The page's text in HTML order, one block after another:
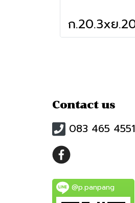
Contact us
083 465 4551
@p.panpang